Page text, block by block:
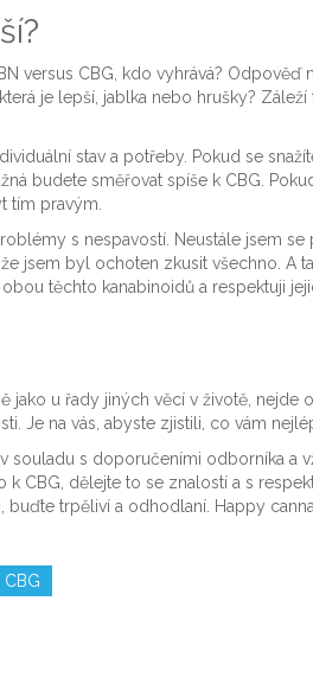
versus CBG, kdo vyhrává? Odpověď
je lepší, jablka nebo hrušky? Záleží
stav a potřeby. Pokud se
budete směřovat spíše k CBG.
tím pravým.
s nespavostí. Neustále jsem se
jsem byl ochoten zkusit všechno. A
těchto kanabinoidů a respektuji
jako u řady jiných věcí v životě, nejde
Je na vás, abyste zjistili, co vám
souladu s doporučeními odborníka a
CBG, dělejte to se znalostí a s
buďte trpěliví a odhodlaní. Happy